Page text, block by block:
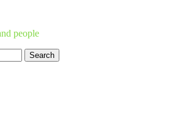
people